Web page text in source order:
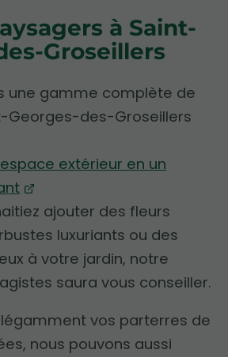
à Saint-
Groseillers
une gamme complète de
Georges-des-Groseillers
extérieur en un
ajouter des fleurs
luxuriants ou des
à votre jardin, notre
saura vous conseiller.
vos parterres de
nous pouvons aussi